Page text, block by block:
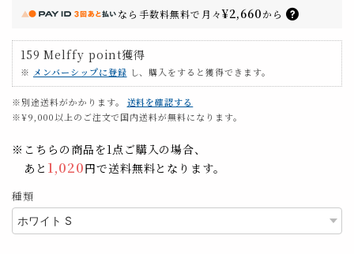
なら 手数料無料で 月々¥2,660から
159 Melffy point獲得
※ メンバーシップに登録 し、購入をすると獲得できます。
※別途送料がかかります。
送料を確認する
※¥9,000以上のご注文で国内送料が無料になります。
※こちらの商品を1点ご購入の場合、
あと 1,020円で送料無料となります。
種類